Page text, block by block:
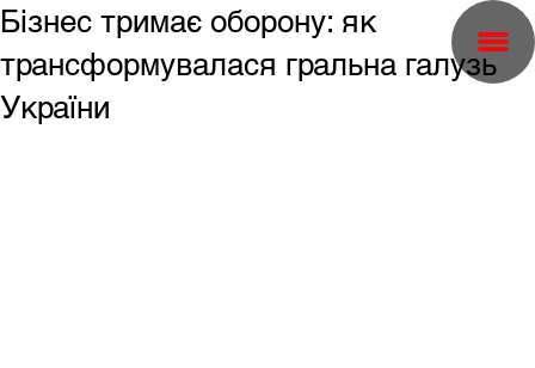
Бізнес тримає оборону: як
трансформувалася гральна галузь
України